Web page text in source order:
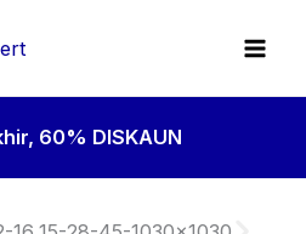
60% DISKAUN